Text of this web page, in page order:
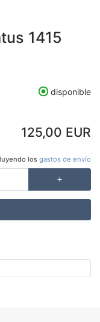
1415
disponible
125,00 EUR
los gastos de envío
+